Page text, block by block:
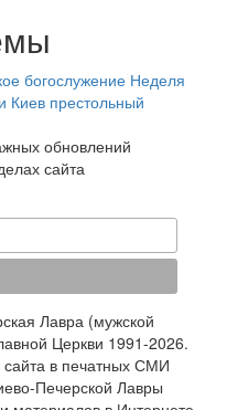
богослужение Неделя
Киев престольный
обновлений
сайта
Лавра (мужской
Церкви 1991-2026.
в печатных СМИ
Печерской Лавры